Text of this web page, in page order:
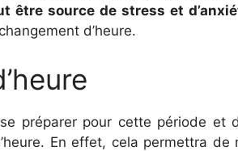
être source de stress et
d’heure.
préparer pour cette période et
En effet, cela permettra de